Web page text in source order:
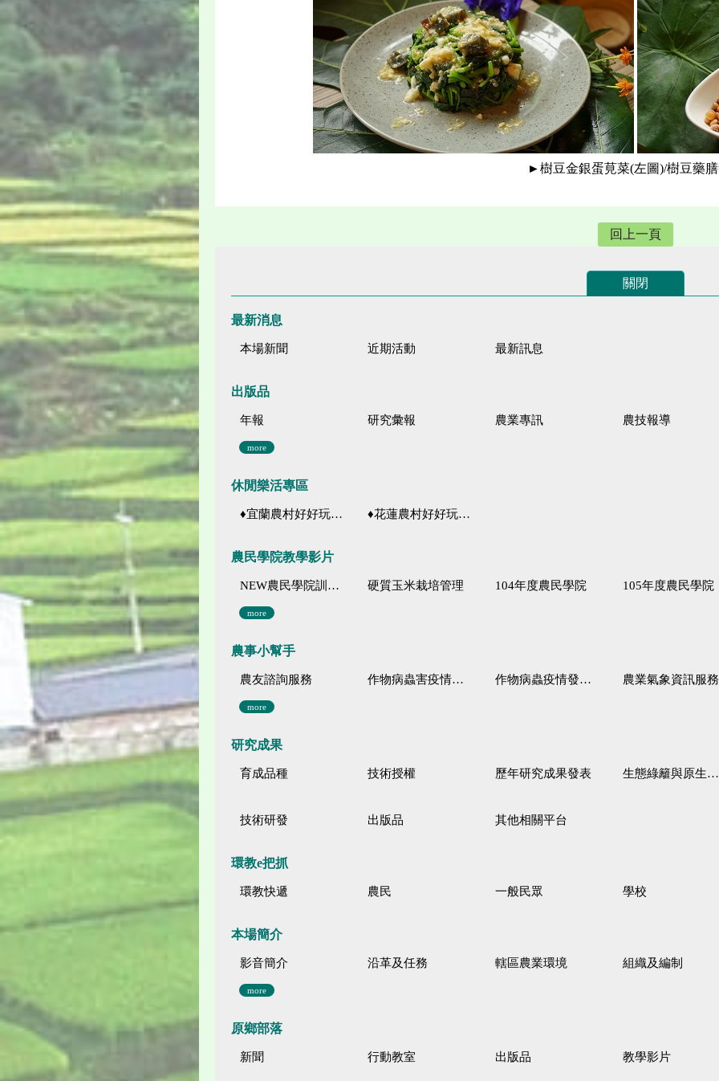
►樹豆金銀蛋莧菜(左圖)/樹豆藥
回上一頁
關閉
最新消息
本場新聞 近期活動 最新訊息
出版品
年報 研究彙報 農業專訊 農技報導
more
休閒樂活專區
♦宜蘭農村好好玩 ♦「農、藝、山、水」四條遊程推薦 ♦花蓮農村好好玩♦「原、生、慢、活」四條遊程推薦
農民學院教學影片
NEW農民學院訓練影音分類 硬質玉米栽培管理 104年度農民學院 105年度農民學院
more
農事小幫手
農友諮詢服務 作物病蟲害疫情警報 作物病蟲疫情發生預測 農業氣象資訊服務
more
研究成果
育成品種 技術授權 歷年研究成果發表 生態綠籬與原生野花植生毯
技術研發 出版品 其他相關平台
環教e把抓
環教快遞 農民 一般民眾 學校
本場簡介
影音簡介 沿革及任務 轄區農業環境 組織及編制
more
原鄉部落
新聞 行動教室 出版品 教學影片